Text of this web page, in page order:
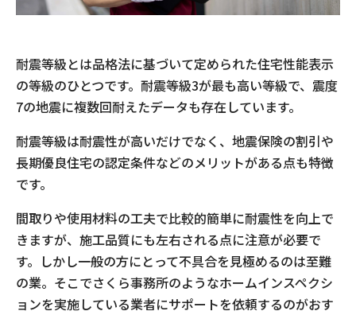
耐震等級とは品格法に基づいて定められた住宅性能表示
の等級のひとつです。耐震等級3が最も高い等級で、震度
7の地震に複数回耐えたデータも存在しています。
耐震等級は耐震性が高いだけでなく、地震保険の割引や
長期優良住宅の認定条件などのメリットがある点も特徴
です。
間取りや使用材料の工夫で比較的簡単に耐震性を向上で
きますが、施工品質にも左右される点に注意が必要で
す。しかし一般の方にとって不具合を見極めるのは至難
の業。そこでさくら事務所のようなホームインスペクシ
ョンを実施している業者にサポートを依頼するのがおす